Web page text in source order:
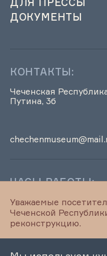
ДОКУМЕНТЫ
КОНТАКТЫ:
Чеченская
Путина, 3б
ЧАСЫ РАБОТЫ:
Музей ЧР временно не
Правила посещения
Уважаемые
Чеченской
реконструкцию.